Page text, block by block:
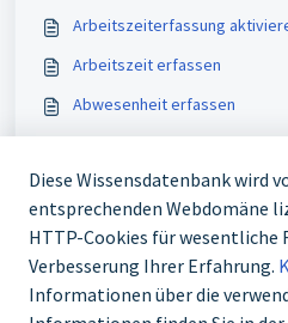
Arbeitszeiterfassung
Arbeitszeit erfassen
Abwesenheit erfassen
Dienstplan aktivieren
Vielleicht auch
Saldo Arbeitszeitkonto
Teammitglieder einladen und
Diese Wissensdatenbank wird
entsprechenden Webdomäne
HTTP-Cookies für wesentliche
Verbesserung Ihrer Erfahrung.
Informationen über die